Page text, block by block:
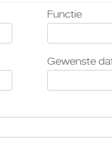
Functie
Gewenste